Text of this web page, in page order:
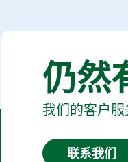
仍然
我们的客户服
联系我们